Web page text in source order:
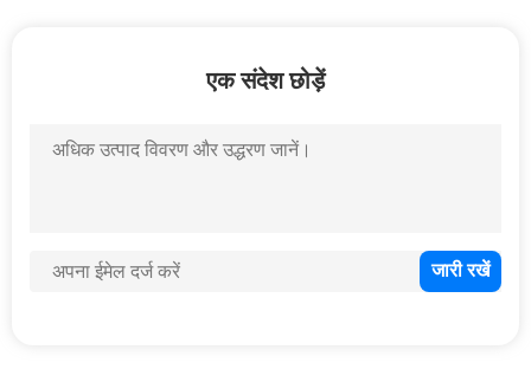
एक संदेश छोड़ें